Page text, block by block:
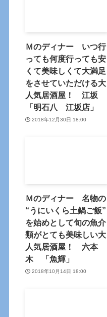
Ｍのディナー いつ行
っても何度行っても安
くて美味しくて大満足
をさせていただける大
人気居酒屋！ 江坂
「明石八 江坂店」
2018年12月30日 18:00
Ｍのディナー 名物の
“うにいくら土鍋ご飯”
を始めとして旬の魚介
類がとても美味しい大
人気居酒屋！ 六本
木 「魚輝」
2018年10月14日 18:00